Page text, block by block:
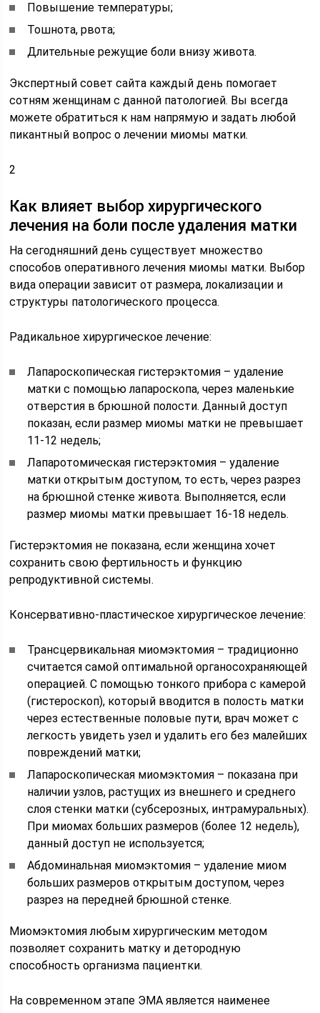
Повышение температуры;
Тошнота, рвота;
Длительные режущие боли внизу живота.
Экспертный совет сайта каждый день помогает
сотням женщинам с данной патологией. Вы всегда
можете обратиться к нам напрямую и задать любой
пикантный вопрос о лечении миомы матки.
2
Как влияет выбор хирургического
лечения на боли после удаления матки
На сегодняшний день существует множество
способов оперативного лечения миомы матки. Выбор
вида операции зависит от размера, локализации и
структуры патологического процесса.
Радикальное хирургическое лечение:
Лапароскопическая гистерэктомия – удаление
матки с помощью лапароскопа, через маленькие
отверстия в брюшной полости. Данный доступ
показан, если размер миомы матки не превышает
11-12 недель;
Лапаротомическая гистерэктомия – удаление
матки открытым доступом, то есть, через разрез
на брюшной стенке живота. Выполняется, если
размер миомы матки превышает 16-18 недель.
Гистерэктомия не показана, если женщина хочет
сохранить свою фертильность и функцию
репродуктивной системы.
Консервативно-пластическое хирургическое лечение:
Трансцервикальная миомэктомия – традиционно
считается самой оптимальной органосохраняющей
операцией. С помощью тонкого прибора с камерой
(гистероскоп), который вводится в полость матки
через естественные половые пути, врач может с
легкость увидеть узел и удалить его без малейших
повреждений матки;
Лапароскопическая миомэктомия – показана при
наличии узлов, растущих из внешнего и среднего
слоя стенки матки (субсерозных, интрамуральных).
При миомах больших размеров (более 12 недель),
данный доступ не используется;
Абдоминальная миомэктомия – удаление миом
больших размеров открытым доступом, через
разрез на передней брюшной стенке.
Миомэктомия любым хирургическим методом
позволяет сохранить матку и детородную
способность организма пациентки.
На современном этапе ЭМА является наименее